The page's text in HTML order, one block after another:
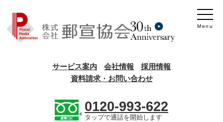
Menu
サービス案内 会社情報
採用情報
資料請求・お問い合わせ
0120-993-622
タップで通話を開始します